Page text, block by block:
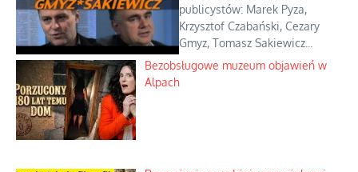
publicystów: Marek Pyza,
Krzysztof Czabański, Cezary
Gmyz, Tomasz Sakiewicz...